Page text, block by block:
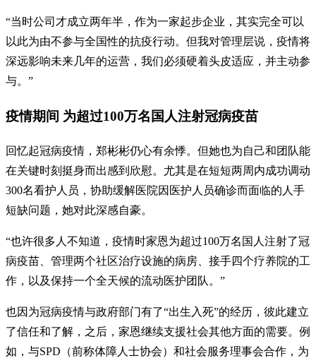
“当时公司才成立两年半，作为一家起步企业，其实完全可以
以此为由不参与全国性的抗疫行动。但我对管理层说，疫情将
深远影响未来几年的运营，我们必须硬着头皮适应，并主动参
与。”
疫情期间 为超过100万名国人注射冠病疫苗
回忆起冠病疫情，郑彬彬仍心有余悸。但她也为自己和团队能
在关键时刻挺身而出感到欣慰。尤其是在短短两周内成功调动
300名看护人员，协助缓解医院因医护人员确诊而面临的人手
短缺问题，她对此深感自豪。
“也许很多人不知道，疫情时家恩为超过100万名国人注射了冠
病疫苗、管理两个社区治疗设施的病房、接手四个疗养院的工
作，以及保持一个全天候的流动医护团队。”
也因为冠病疫情与政府部门有了“出生入死”的经历，彼此建立
了信任和了解，之后，家恩继续支援社会其他方面的需要。例
如，与SPD（前称体障人士协会）和社会服务理事会合作，为